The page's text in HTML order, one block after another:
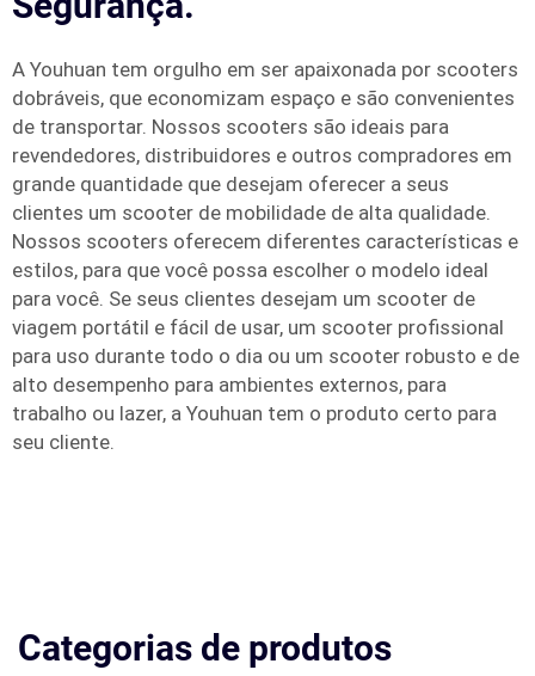
A Youhuan tem orgulho em ser apaixonada por scooters
dobráveis, que economizam espaço e são convenientes
de transportar. Nossos scooters são ideais para
revendedores, distribuidores e outros compradores em
grande quantidade que desejam oferecer a seus
clientes um scooter de mobilidade de alta qualidade.
Nossos scooters oferecem diferentes características e
estilos, para que você possa escolher o modelo ideal
para você. Se seus clientes desejam um scooter de
viagem portátil e fácil de usar, um scooter profissional
para uso durante todo o dia ou um scooter robusto e de
alto desempenho para ambientes externos, para
trabalho ou lazer, a Youhuan tem o produto certo para
seu cliente.
Categorias de produtos